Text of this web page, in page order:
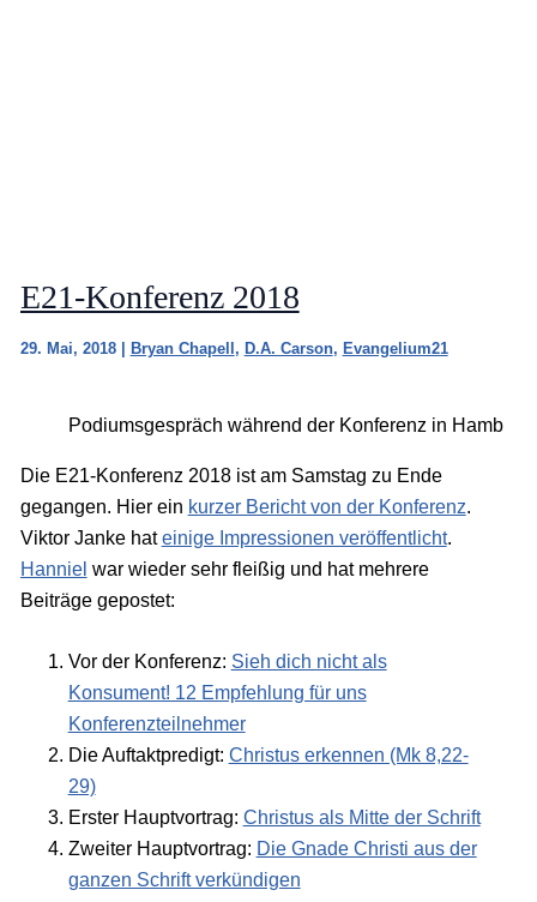
E21-Konferenz 2018
29. Mai, 2018 Bryan Chapell , D.A. Carson, Evangelium21
Podiumsgespräch während der Konferenz in Hamburg
Die E21-Konferenz 2018 ist am Samstag zu Ende
gegangen. Hier ein kurzer Bericht von der Konferenz.
Viktor Janke hateinige Impressionen veröffentlicht.
Hanniel war wieder sehr fleißig und hat mehrere
Beiträge gepostet:
Vor der Konferenz: Sieh dich nicht als
Konsument! 12 Empfehlung für uns
Konferenzteilnehmer
Die Auftaktpredigt: Christus erkennen (Mk 8,22-
29)
Erster Hauptvortrag: Christus als Mitte der Schrift
Zweiter Hauptvortrag: Die Gnade Christi aus der
ganzen Schrift verkündigen